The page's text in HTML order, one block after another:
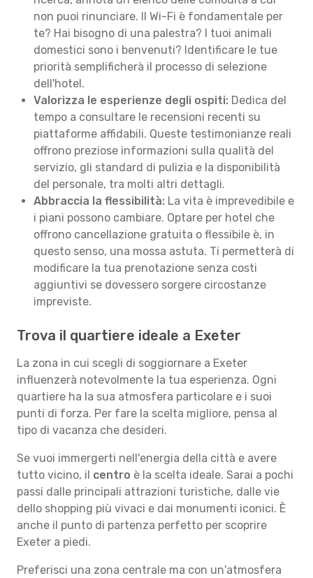
non puoi rinunciare. Il Wi-Fi è fondamentale per
te? Hai bisogno di una palestra? I tuoi animali
domestici sono i benvenuti? Identificare le tue
priorità semplificherà il processo di selezione
dell'hotel.
Valorizza le esperienze degli ospiti: Dedica del
tempo a consultare le recensioni recenti su
piattaforme affidabili. Queste testimonianze reali
offrono preziose informazioni sulla qualità del
servizio, gli standard di pulizia e la disponibilità
del personale, tra molti altri dettagli.
Abbraccia la flessibilità: La vita è imprevedibile e
i piani possono cambiare. Optare per hotel che
offrono cancellazione gratuita o flessibile è, in
questo senso, una mossa astuta. Ti permetterà di
modificare la tua prenotazione senza costi
aggiuntivi se dovessero sorgere circostanze
impreviste.
Trova il quartiere ideale a Exeter
La zona in cui scegli di soggiornare a Exeter
influenzerà notevolmente la tua esperienza. Ogni
quartiere ha la sua atmosfera particolare e i suoi
punti di forza. Per fare la scelta migliore, pensa al
tipo di vacanza che desideri.
Se vuoi immergerti nell'energia della città e avere
tutto vicino, il centro è la scelta ideale. Sarai a pochi
passi dalle principali attrazioni turistiche, dalle vie
dello shopping più vivaci e dai monumenti iconici. È
anche il punto di partenza perfetto per scoprire
Exeter a piedi.
Preferisci una zona centrale ma con un'atmosfera